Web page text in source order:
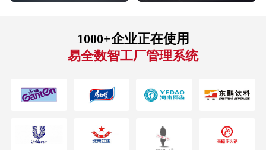
1000+企业正在使用
易全数智工厂管理系统